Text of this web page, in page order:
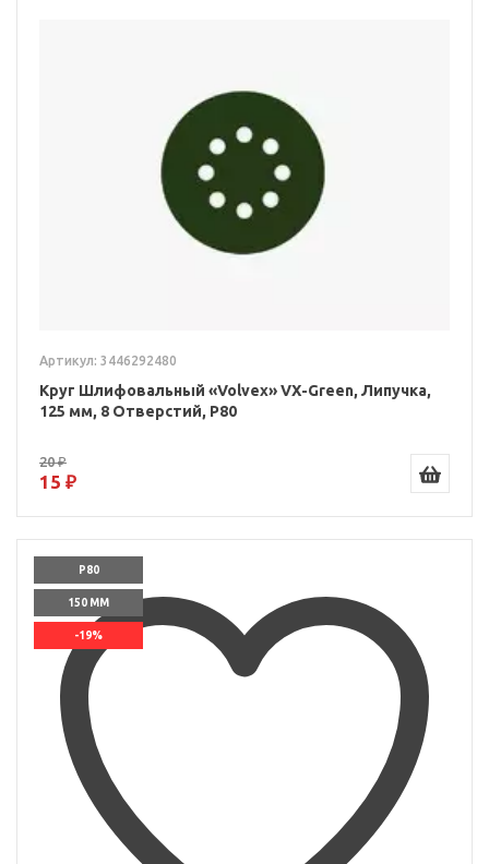
Артикул: 3446292480
Круг Шлифовальный «Volvex» VX-Green, Липучка,
125 мм, 8 Отверстий, P80
20 ₽
15 ₽
P80
150 ММ
-19%